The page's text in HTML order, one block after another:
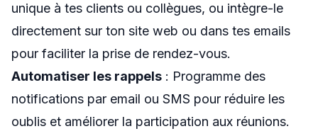
unique à tes clients ou collègues, ou intègre-le
directement sur ton site web ou dans tes emails
pour faciliter la prise de rendez-vous.
Automatiser les rappels : Programme des
notifications par email ou SMS pour réduire les
oublis et améliorer la participation aux réunions.